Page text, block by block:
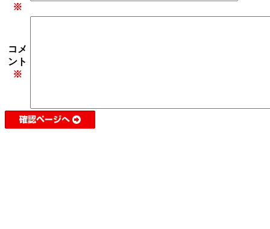
※
コメ
ント
※